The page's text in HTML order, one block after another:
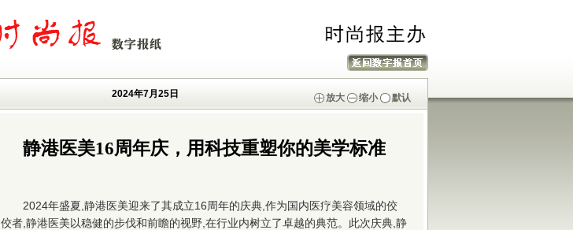
2024年7月25日 放大 缩小 默认
静港医美16周年庆，用科技重塑你的美学标准
2024年盛夏,静港医美迎来了其成立16周年的庆典,作为国内医疗美容领域的佼
佼者,静港医美以稳健的步伐和前瞻的视野,在行业内树立了卓越的典范。此次庆典,静